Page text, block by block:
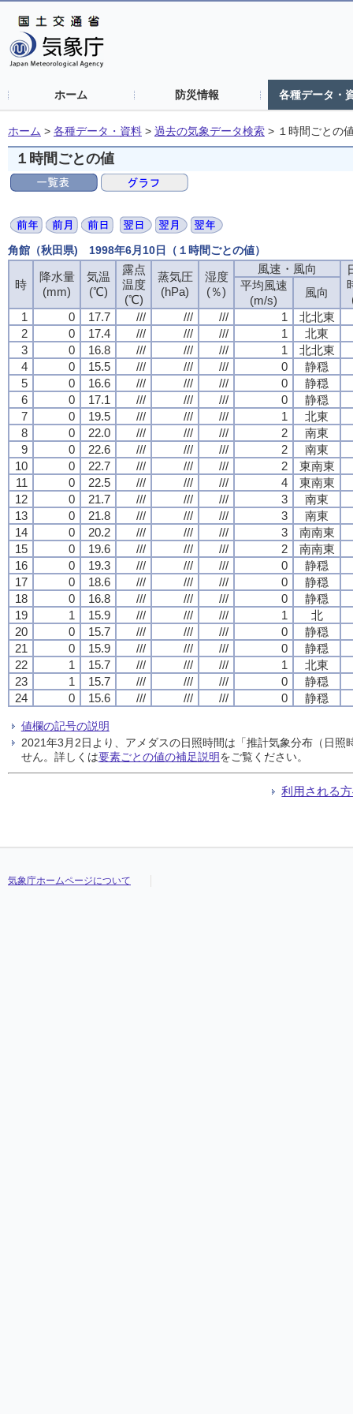
ホーム 防災情報 各種データ・
ホーム > 各種データ・資料 > 過去の気象データ検索 > １時間ごとの
１時間ごとの値
角館（秋田県) 1998年6月10日（１時間ごとの値）
時
降水量
(mm)
気温
(℃)
露点
温度
(℃)
蒸気圧
(hPa)
湿度
(％)
風速・風向
平均風速
(m/s)
風向
1
0 17.7 /// /// /// 1
北北東
2
0 17.4 /// /// /// 1
北東
3
0 16.8 /// /// /// 1
北北東
4
0 15.5 /// /// /// 0
静穏
5
0 16.6 /// /// /// 0
静穏
6
0 17.1 /// /// /// 0
静穏
7
0 19.5 /// /// /// 1
北東
8
0 22.0 /// /// /// 2
南東
9
0 22.6 /// /// /// 2
南東
10
0 22.7 /// /// /// 2
東南東
11
0 22.5 /// /// /// 4
東南東
12
0 21.7 /// /// /// 3
南東
13
0 21.8 /// /// /// 3
南東
14
0 20.2 /// /// /// 3
南南東
15
0 19.6 /// /// /// 2
南南東
16
0 19.3 /// /// /// 0
静穏
17
0 18.6 /// /// /// 0
静穏
18
0 16.8 /// /// /// 0
静穏
19
1 15.9 /// /// /// 1
北
20
0 15.7 /// /// /// 0
静穏
21
0 15.9 /// /// /// 0
静穏
22
1 15.7 /// /// /// 1
北東
23
1 15.7 /// /// /// 0
静穏
24
0 15.6 /// /// /// 0 静穏
値欄の記号の説明
2021年3月2日より、アメダスの日照時間は「推計気象分布（日
せん。詳しくは要素ごとの値の補足説明をご覧ください。
利用される
気象庁ホームページについて